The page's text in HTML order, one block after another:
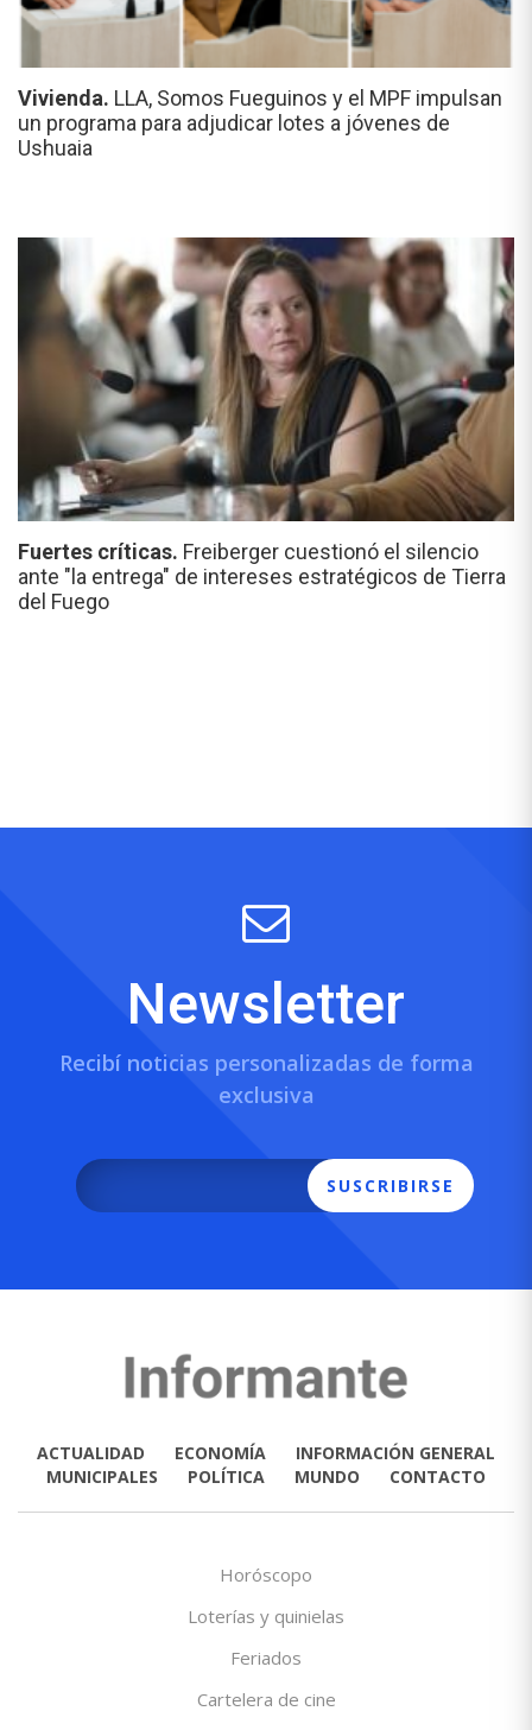
Vivienda. LLA, Somos Fueguinos y el MPF impulsan
un programa para adjudicar lotes a jóvenes de
Ushuaia
Fuertes críticas. Freiberger cuestionó el silencio
ante "la entrega" de intereses estratégicos de Tierra
del Fuego
Newsletter
Recibí noticias personalizadas de forma
exclusiva
SUSCRIBIRSE
ACTUALIDAD ECONOMÍA
INFORMACIÓN GENERAL
MUNICIPALES
POLÍTICA MUNDO CONTACTO
Horóscopo
Loterías y quinielas
Feriados
Cartelera de cine